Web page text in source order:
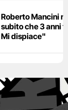
Roberto Mancini
subito che 3 anni
Mi dispiace"